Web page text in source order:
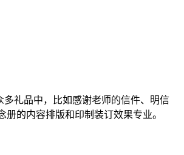
礼品中，比如感谢老师的信件、明信
册的内容排版和印制装订效果专业。